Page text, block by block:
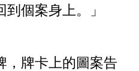
個案身上。」
，牌卡上的圖案告